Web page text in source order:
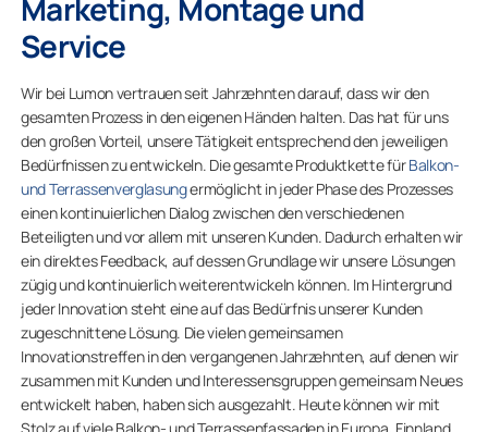
Marketing, Montage und
Service
Wir bei Lumon vertrauen seit Jahrzehnten darauf, dass wir den
gesamten Prozess in den eigenen Händen halten. Das hat für uns
den großen Vorteil, unsere Tätigkeit entsprechend den jeweiligen
Bedürfnissen zu entwickeln. Die gesamte Produktkette fürBalkon-
und Terrassenverglasungermöglicht in jeder Phase des Prozesses
einen kontinuierlichen Dialog zwischen den verschiedenen
Beteiligten und vor allem mit unseren Kunden. Dadurch erhalten wir
ein direktes Feedback, auf dessen Grundlage wir unsere Lösungen
zügig und kontinuierlich weiterentwickeln können. Im Hintergrund
jeder Innovation steht eine auf das Bedürfnis unserer Kunden
zugeschnittene Lösung. Die vielen gemeinsamen
Innovationstreffen in den vergangenen Jahrzehnten, auf denen wir
zusammen mit Kunden und Interessensgruppen gemeinsam Neues
entwickelt haben, haben sich ausgezahlt. Heute können wir mit